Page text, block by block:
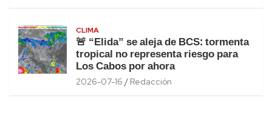
CLIMA
🚨 “Elida” se aleja de BCS: tormenta
tropical no representa riesgo para
Los Cabos por ahora
2026-07-16 Redacción